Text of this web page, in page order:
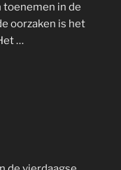
toenemen in de
oorzaken is het
…